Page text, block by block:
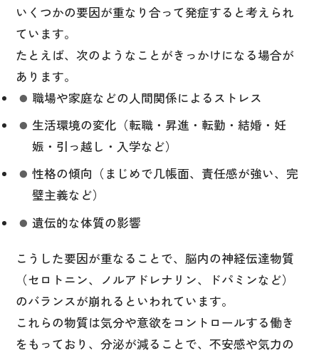
いくつかの要因が重なり合って発症すると考えられ
ています。
たとえば、次のようなことがきっかけになる場合が
あります。
職場や家庭などの人間関係によるストレス
生活環境の変化（転職・昇進・転勤・結婚・妊
娠・引っ越し・入学など）
性格の傾向（まじめで几帳面、責任感が強い、完
璧主義など）
遺伝的な体質の影響
こうした要因が重なることで、脳内の神経伝達物質
（セロトニン、ノルアドレナリン、ドパミンなど）
のバランスが崩れるといわれています。
これらの物質は気分や意欲をコントロールする働き
をもっており、分泌が減ることで、不安感や気力の